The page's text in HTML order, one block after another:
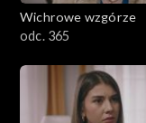
Wichrowe wzgórze
odc. 365